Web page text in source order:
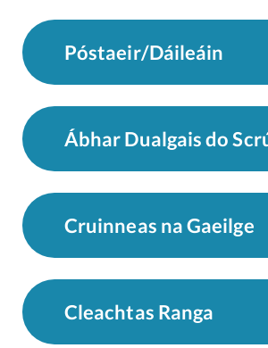
Póstaeir/Dáileáin
Ábhar Dualgais do
Cruinneas na Gaeilge
Cleachtas Ranga